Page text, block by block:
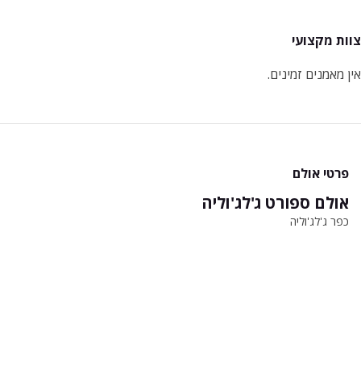
צוות מקצועי
אין מאמנים זמינים.
פרטי אולם
אולם ספורט ג'לג'וליה
כפר ג'לג'וליה